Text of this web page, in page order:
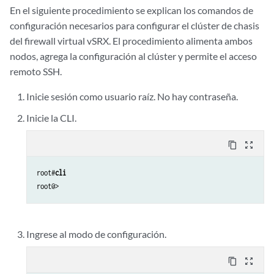
En el siguiente procedimiento se explican los comandos de
configuración necesarios para configurar el clúster de chasis
del firewall virtual vSRX. El procedimiento alimenta ambos
nodos, agrega la configuración al clúster y permite el acceso
remoto SSH.
Inicie sesión como usuario raíz. No hay contraseña.
Inicie la CLI.
content_copy zoom_out_map
root#cli
Ingrese al modo de configuración.
content_copy zoom_out_map